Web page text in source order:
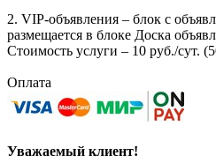
2. VIP-объявления – блок с
размещается в блоке Доска
Стоимость услуги – 10 руб./сут.
Оплата
Уважаемый клиент!